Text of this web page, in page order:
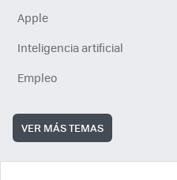
Apple
Inteligencia artificial
Empleo
VER MÁS TEMAS